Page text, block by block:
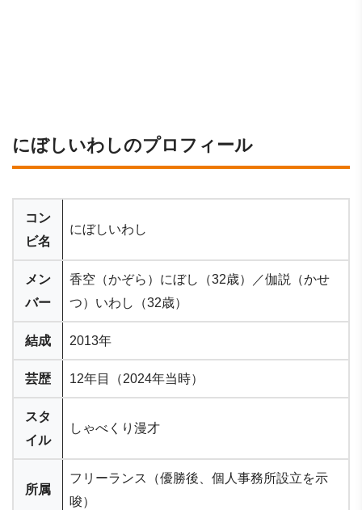
にぼしいわしのプロフィール
コン
ビ名
にぼしいわし
メン
バー
香空（かぞら）にぼし（32歳）／伽説（かせ
つ）いわし（32歳）
結成 2013年
芸歴 12年目（2024年当時）
スタ
イル
しゃべくり漫才
所属
フリーランス（優勝後、個人事務所設立を示
唆）